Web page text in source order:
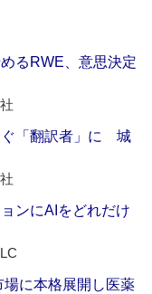
るRWE、意思決定
ぐ「翻訳者」に 城
ンにAIをどれだけ
に本格展開し医薬